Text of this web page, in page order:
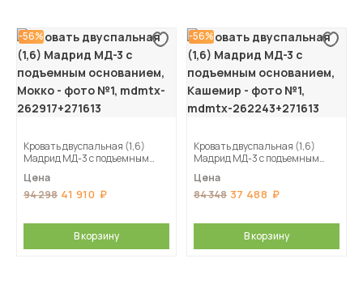
-56%
Кровать двуспальная (1,6)
Мадрид МД-3 с подъемным
Цена
94 298 41 910
В корзину
-56%
Кровать двуспальная (1,6)
Мадрид МД-3 с подъемным
Цена
84 348 37 488
В корзину